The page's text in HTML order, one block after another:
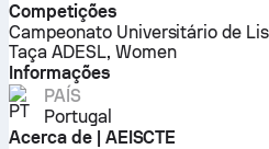
Competições
Campeonato Universitário de
Taça ADESL, Women
Informações
PAÍS
Portugal
Acerca de | AEISCTE